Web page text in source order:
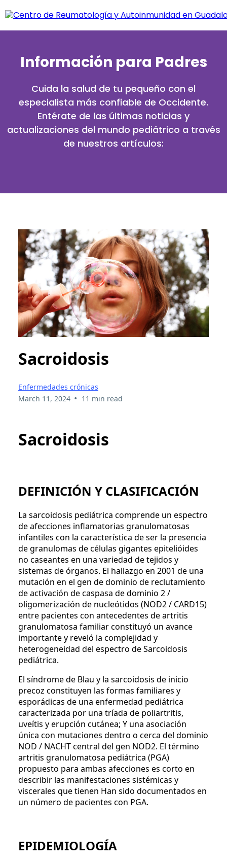
Información para Padres
Cuida la salud de tu pequeño con el
especialista más confiable de Occidente.
Entérate de las últimas noticias y
actualizaciones del mundo pediátrico a través
de nuestros artículos:
Sacroidosis
Enfermedades crónicas
March 11, 2024 • 11 min read
Sacroidosis
DEFINICIÓN Y CLASIFICACIÓN
La sarcoidosis pediátrica comprende un espectro
de afecciones inflamatorias granulomatosas
infantiles con la característica de ser la presencia
de granulomas de células gigantes epitelióides
no caseantes en una variedad de tejidos y
sistemas de órganos. El hallazgo en 2001 de una
mutación en el gen de dominio de reclutamiento
de activación de caspasa de dominio 2 /
oligomerización de nucleótidos (NOD2 / CARD15)
entre pacientes con antecedentes de artritis
granulomatosa familiar constituyó un avance
importante y reveló la complejidad y
heterogeneidad del espectro de Sarcoidosis
pediátrica.
El síndrome de Blau y la sarcoidosis de inicio
precoz constituyen las formas familiares y
esporádicas de una enfermedad pediátrica
caracterizada por una tríada de poliartritis,
uveítis y erupción cutánea; Y una asociación
única con mutaciones dentro o cerca del dominio
NOD / NACHT central del gen NOD2. El término
artritis granulomatosa pediátrica (PGA)
propuesto para ambas afecciones es corto en
describir las manifestaciones sistémicas y
viscerales que tienen Han sido documentados en
un número de pacientes con PGA.
EPIDEMIOLOGÍA